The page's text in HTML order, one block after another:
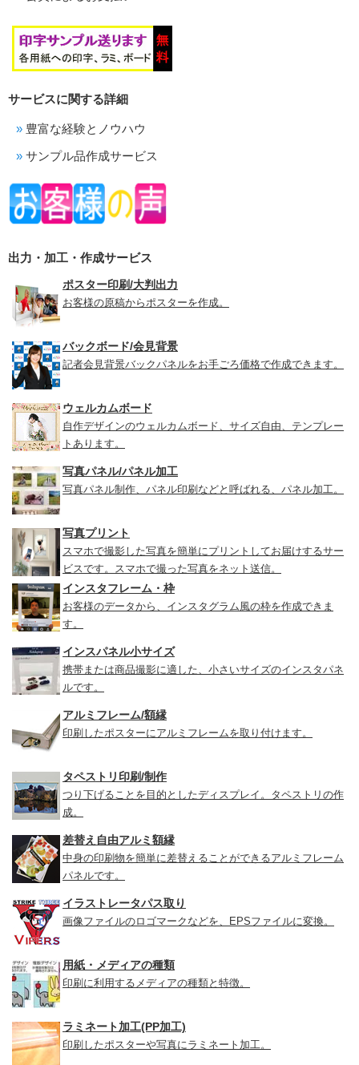
サービスに関する詳細
豊富な経験とノウハウ
サンプル品作成サービス
出力・加工・作成サービス
ポスター印刷/大判出力
お客様の原稿からポスターを作成。
バックボード/会見背景
記者会見背景バックパネルをお手ごろ価格で作成できます。
ウェルカムボード
自作デザインのウェルカムボード、サイズ自由、テンプレー
トあります。
写真パネル/パネル加工
写真パネル制作、パネル印刷などと呼ばれる、パネル加工。
写真プリント
スマホで撮影した写真を簡単にプリントしてお届けするサー
ビスです。スマホで撮った写真をネット送信。
インスタフレーム・枠
お客様のデータから、インスタグラム風の枠を作成できま
す。
インスパネル小サイズ
携帯または商品撮影に適した、小さいサイズのインスタパネ
ルです。
アルミフレーム/額縁
印刷したポスターにアルミフレームを取り付けます。
タペストリ印刷/制作
つり下げることを目的としたディスプレイ。タペストリの作
成。
差替え自由アルミ額縁
中身の印刷物を簡単に差替えることができるアルミフレーム
パネルです。
イラストレータパス取り
画像ファイルのロゴマークなどを、EPSファイルに変換。
用紙・メディアの種類
印刷に利用するメディアの種類と特徴。
ラミネート加工(PP加工)
印刷したポスターや写真にラミネート加工。